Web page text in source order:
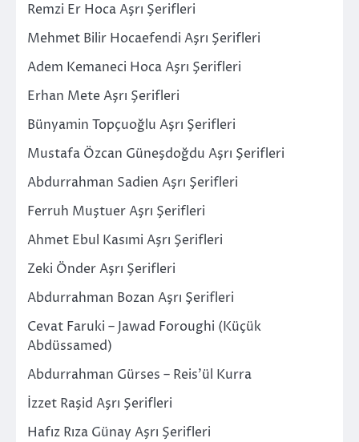
Remzi Er Hoca Aşrı Şerifleri
Mehmet Bilir Hocaefendi Aşrı Şerifleri
Adem Kemaneci Hoca Aşrı Şerifleri
Erhan Mete Aşrı Şerifleri
Bünyamin Topçuoğlu Aşrı Şerifleri
Mustafa Özcan Güneşdoğdu Aşrı Şerifleri
Abdurrahman Sadien Aşrı Şerifleri
Ferruh Muştuer Aşrı Şerifleri
Ahmet Ebul Kasımi Aşrı Şerifleri
Zeki Önder Aşrı Şerifleri
Abdurrahman Bozan Aşrı Şerifleri
Cevat Faruki – Jawad Foroughi (Küçük
Abdüssamed)
Abdurrahman Gürses – Reis’ül Kurra
İzzet Raşid Aşrı Şerifleri
Hafız Rıza Günay Aşrı Şerifleri